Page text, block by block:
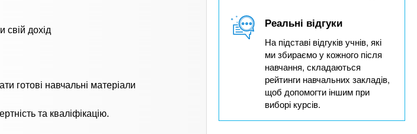
свій дохід
готові навчальні матеріали
та кваліфікацію.
Реальні відгуки
На підставі відгуків учнів, які
ми збираємо у кожного після
навчання, складаються
рейтинги навчальних закладів,
щоб допомогти іншим при
виборі курсів.